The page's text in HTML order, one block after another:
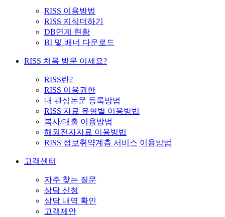
RISS 이용방법
RISS 지식더하기
DB연계 현황
BI 및 배너 다운로드
RISS 처음 방문 이세요?
RISS란?
RISS 이용권한
내 관심논문 등록방법
RISS 자료 유형별 이용방법
복사/대출 이용방법
해외전자자료 이용방법
RISS 정보취약계층 서비스 이용방법
고객센터
자주 찾는 질문
상담 신청
상담 내역 확인
고객제안